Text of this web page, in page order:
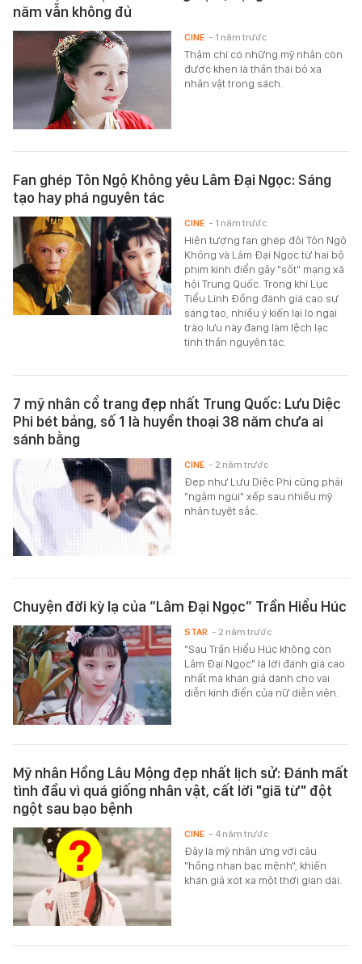
năm vẫn không đủ
Thậm chí có những mỹ nhân còn
được khen là thần thái bỏ xa
nhân vật trong sách.
CINE - 1 năm trước
Fan ghép Tôn Ngộ Không yêu Lâm Đại Ngọc: Sáng
tạo hay phá nguyên tác
Hiện tượng fan ghép đôi Tôn Ngộ
Không và Lâm Đại Ngọc từ hai bộ
phim kinh điển gây "sốt" mạng xã
hội Trung Quốc. Trong khi Lục
Tiểu Linh Đồng đánh giá cao sự
sáng tạo, nhiều ý kiến lại lo ngại
trào lưu này đang làm lệch lạc
tinh thần nguyên tác.
CINE - 1 năm trước
7 mỹ nhân cổ trang đẹp nhất Trung Quốc: Lưu Diệc
Phi bét bảng, số 1 là huyền thoại 38 năm chưa ai
sánh bằng
Đẹp như Lưu Diệc Phi cũng phải
"ngậm ngùi" xếp sau nhiều mỹ
nhân tuyệt sắc.
CINE - 2 năm trước
Chuyện đời kỳ lạ của “Lâm Đại Ngọc” Trần Hiểu Húc
"Sau Trần Hiểu Húc không còn
Lâm Đại Ngọc" là lời đánh giá cao
nhất mà khán giả dành cho vai
diễn kinh điển của nữ diễn viên.
STAR - 2 năm trước
Mỹ nhân Hồng Lâu Mộng đẹp nhất lịch sử: Đánh mất
tình đầu vì quá giống nhân vật, cất lời "giã từ" đột
ngột sau bạo bệnh
Đây là mỹ nhân ứng với câu
"hồng nhan bạc mệnh", khiến
khán giả xót xa một thời gian dài.
CINE - 4 năm trước